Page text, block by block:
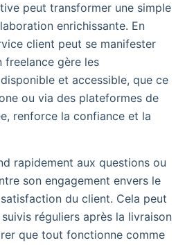
peut transformer une simple
enrichissante. En
client peut se manifester
freelance gère les
et accessible, que ce
ou via des plateformes de
renforce la confiance et la
rapidement aux questions ou
son engagement envers le
du client. Cela peut
réguliers après la livraison
que tout fonctionne comme